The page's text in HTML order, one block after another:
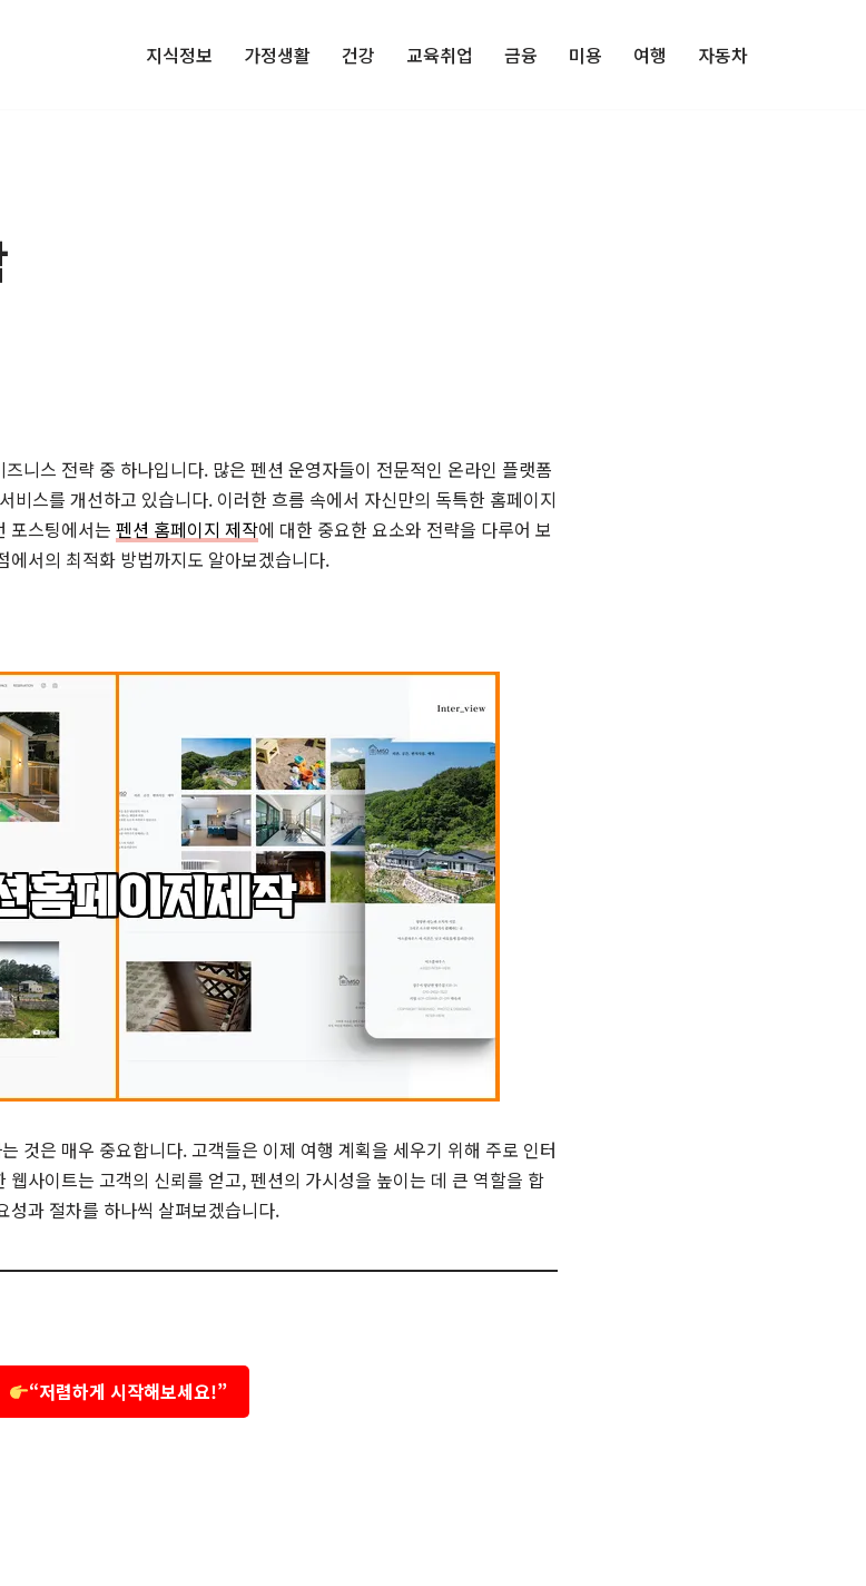
지식정보 가정생활 건강 교육취업 금융 미용 여행 자동차
니스 전략 중 하나입니다. 많은 펜션 운영자들이 전문적인 온라인 플랫폼
비스를 개선하고 있습니다. 이러한 흐름 속에서 자신만의 독특한 홈페이지
포스팅에서는 펜션 홈페이지 제작에 대한 중요한 요소와 전략을 다루어 보
서의 최적화 방법까지도 알아보겠습니다.
것은 매우 중요합니다. 고객들은 이제 여행 계획을 세우기 위해 주로 인터
사이트는 고객의 신뢰를 얻고, 펜션의 가시성을 높이는 데 큰 역할을 합
성과 절차를 하나씩 살펴보겠습니다.
“저렴하게 시작해보세요!”